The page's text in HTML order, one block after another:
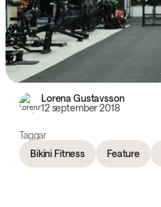
Lorena Gustavsson
12 september 2018
Taggar
Bikini Fitness
Feature